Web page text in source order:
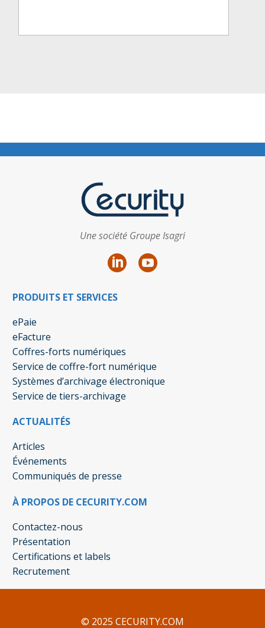
Une société Groupe Isagri
PRODUITS ET SERVICES
ePaie
eFacture
Coffres-forts numériques
Service de coffre-fort numérique
Systèmes d’archivage électronique
Service de tiers-archivage
ACTUALITÉS
Articles
Événements
Communiqués de presse
À PROPOS DE CECURITY.COM
Contactez-nous
Présentation
Certifications et labels
Recrutement
© 2025 CECURITY.COM